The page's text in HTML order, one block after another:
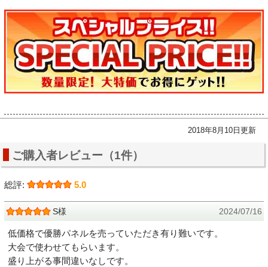
2018年8月10日更新
ご購入者レビュー（1件）
総評: 5.0
S様 2024/07/16
低価格で優勝パネルを売っていただき有り難いです。
大会で使わせてもらいます。
盛り上がる事間違いなしです。